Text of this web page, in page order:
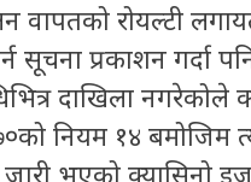
वापतको रोयल्टी
सूचना प्रकाशन गर्दा
दाखिला नगरेकोले
नियम १४ बमोजिम
भएको क्यासिनो